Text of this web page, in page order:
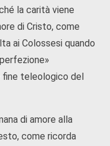
la carità viene
di Cristo, come
ai Colossesi quando
fine teleologico del
di amore alla
come ricorda